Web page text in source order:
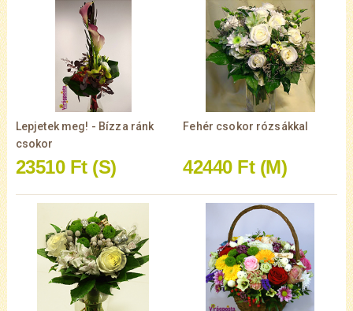
Lepjetek meg! - Bízza ránk
csokor
23510 Ft (S)
Fehér csokor rózsákkal
42440 Ft (M)